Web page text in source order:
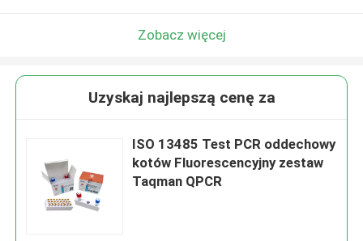
Zobacz więcej
Uzyskaj najlepszą cenę za
ISO 13485 Test PCR oddechowy
kotów Fluorescencyjny zestaw
Taqman QPCR